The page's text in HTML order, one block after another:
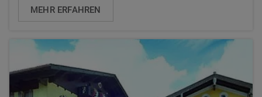
MEHR ERFAHREN